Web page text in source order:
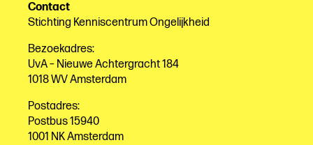
Contact
Stichting Kenniscentrum Ongelijkheid
Bezoekadres:
UvA – Nieuwe Achtergracht 184
1018 WV Amsterdam
Postadres:
Postbus 15940
1001 NK Amsterdam